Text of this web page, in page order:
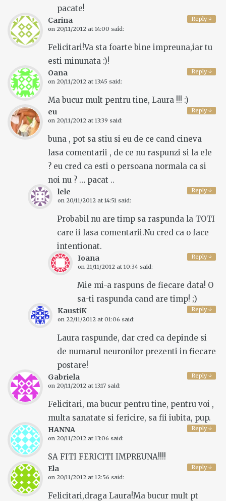
pacate!
Reply↓
Carina
on 20/11/2012 at 14:00 said:
Felicitari!Va sta foarte bine impreuna,iar tu
esti minunata :)!
Reply↓
Oana
on 20/11/2012 at 13:45 said:
Ma bucur mult pentru tine, Laura !!! :)
Reply↓
eu
on 20/11/2012 at 13:39 said:
buna , pot sa stiu si eu de ce cand cineva
lasa comentarii , de ce nu raspunzi si la ele
? eu cred ca esti o persoana normala ca si
noi nu ? … pacat ..
Reply↓
lele
on 20/11/2012 at 14:51 said:
Probabil nu are timp sa raspunda la TOTI
care ii lasa comentarii.Nu cred ca o face
intentionat.
Reply↓
Ioana
on 21/11/2012 at 10:34 said:
Mie mi-a raspuns de fiecare data! O
sa-ti raspunda cand are timp! ;)
Reply↓
KaustiK
on 22/11/2012 at 01:06 said:
Laura raspunde, dar cred ca depinde si
de numarul neuronilor prezenti in fiecare
postare!
Reply↓
Gabriela
on 20/11/2012 at 13:17 said:
Felicitari, ma bucur pentru tine, pentru voi ,
multa sanatate si fericire, sa fii iubita, pup.
Reply↓
HANNA
on 20/11/2012 at 13:06 said:
SA FITI FERICITI IMPREUNA!!!!
Reply↓
Ela
on 20/11/2012 at 12:56 said:
Felicitari,draga Laura!Ma bucur mult pt